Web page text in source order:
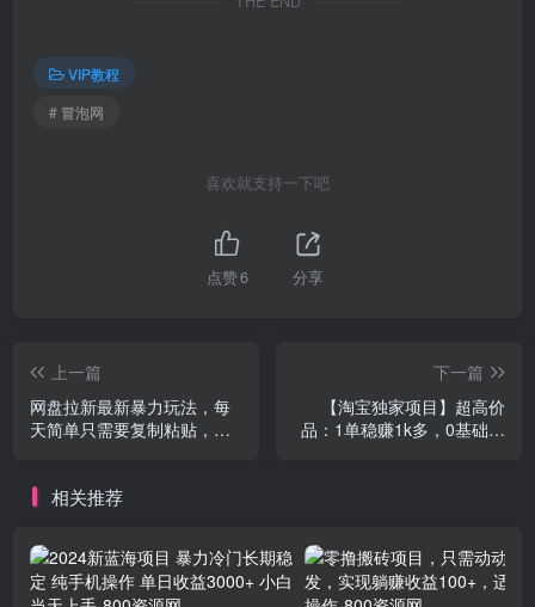
VIP教程
# 冒泡网
喜欢就支持一下吧
点赞6 分享
上一篇
网盘拉新最新暴力玩法，每
天简单只需要复制粘贴，轻
下一篇
【淘宝独家项目】超高价
品：1单稳赚1k多，0基础年
相关推荐